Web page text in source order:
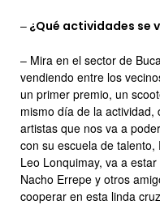
– ¿Qué actividades se
– Mira en el sector de
vendiendo entre los
un primer premio, un
mismo día de la
artistas que nos va a
con su escuela de talento,
Leo Lonquimay, va a
Nacho Errepe y otros
cooperar en esta linda